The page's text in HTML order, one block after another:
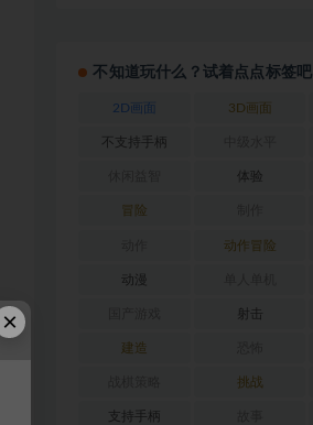
不知道玩什么？试着点点标签吧
2D画面 3D画面
不支持手柄
体验
冒险
动作冒险
动漫
射击
建造
挑战
支持手柄
×